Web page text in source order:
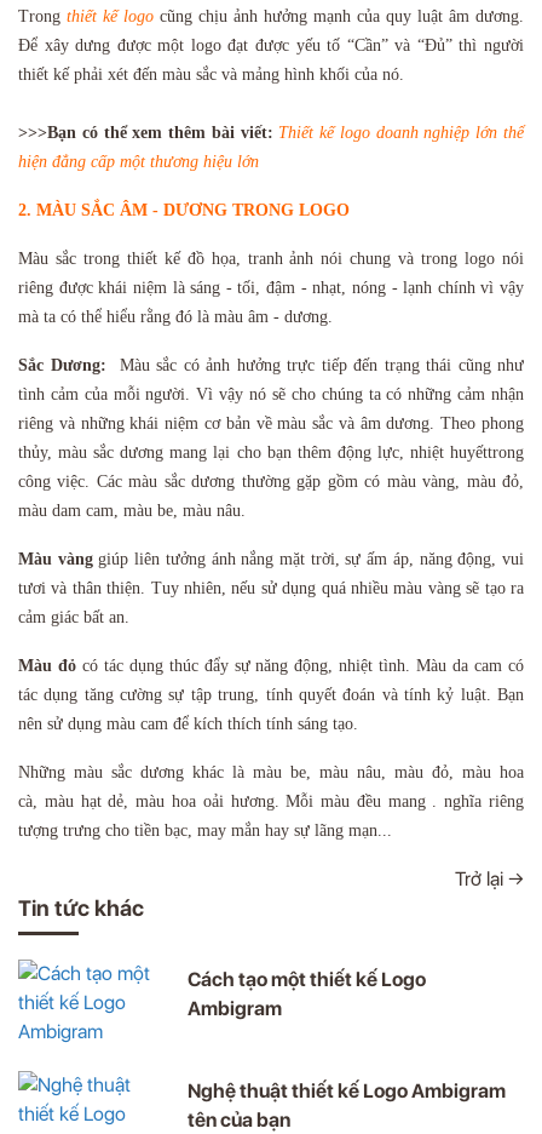
Trong thiết kế logo cũng chịu ảnh hưởng mạnh của quy luật âm dương.
Để xây dưng được một logo đạt được yếu tố “Cần” và “Đủ” thì người
thiết kế phải xét đến màu sắc và mảng hình khối của nó.
>>>Bạn có thể xem thêm bài viết: Thiết kế logo doanh nghiệp lớn thể
hiện đẳng cấp một thương hiệu lớn
2. MÀU SẮC ÂM - DƯƠNG TRONG LOGO
Màu sắc trong thiết kế đồ họa, tranh ảnh nói chung và trong logo nói
riêng được khái niệm là sáng - tối, đậm - nhạt, nóng - lạnh chính vì vậy
mà ta có thể hiểu rằng đó là màu âm - dương.
Sắc Dương: Màu sắc có ảnh hưởng trực tiếp đến trạng thái cũng như
tình cảm của mỗi người. Vì vậy nó sẽ cho chúng ta có những cảm nhận
riêng và những khái niệm cơ bản về màu sắc và âm dương. Theo phong
thủy, màu sắc dương mang lại cho bạn thêm động lực, nhiệt huyếttrong
công việc. Các màu sắc dương thường gặp gồm có màu vàng, màu đỏ,
màu dam cam, màu be, màu nâu.
Màu vànggiúp liên tưởng ánh nắng mặt trời, sự ấm áp, năng động, vui
tươi và thân thiện. Tuy nhiên, nếu sử dụng quá nhiều màu vàng sẽ tạo ra
cảm giác bất an.
Màu đỏcó tác dụng thúc đẩy sự năng động, nhiệt tình. Màu da cam có
tác dụng tăng cường sự tập trung, tính quyết đoán và tính kỷ luật. Bạn
nên sử dụng màu cam để kích thích tính sáng tạo.
Những màu sắc dương khác là màu be, màu nâu, màu đỏ, màu hoa
cà, màu hạt dẻ, màu hoa oải hương. Mỗi màu đều mang . nghĩa riêng
tượng trưng cho tiền bạc, may mắn hay sự lãng mạn...
Trở lại →
Tin tức khác
Cách tạo một thiết kế Logo
Ambigram
Nghệ thuật thiết kế Logo Ambigram
tên của bạn